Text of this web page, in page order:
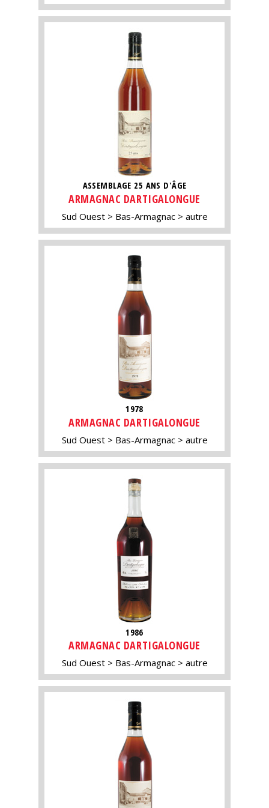
ASSEMBLAGE 25 ANS D'ÂGE
ARMAGNAC DARTIGALONGUE
Sud Ouest Bas-Armagnac autre
1978
ARMAGNAC DARTIGALONGUE
Sud Ouest Bas-Armagnac autre
1986
ARMAGNAC DARTIGALONGUE
Sud Ouest Bas-Armagnac autre